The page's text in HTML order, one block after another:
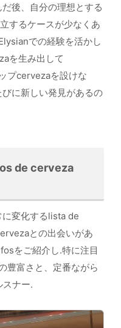
後、自分の理想とする
するケースが少なくあ
での経験を活かし
を生み出して
プcervezaを設けな
に新しい発見があるの
de cerveza
変化するlista de
との出会いがあ
をご紹介し.特に注目
豊富さと、定番ながら
ナー.